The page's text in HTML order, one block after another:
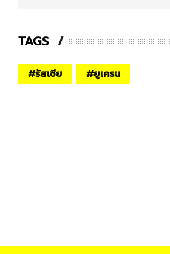
TAGS
#รัสเซีย #ยูเครน